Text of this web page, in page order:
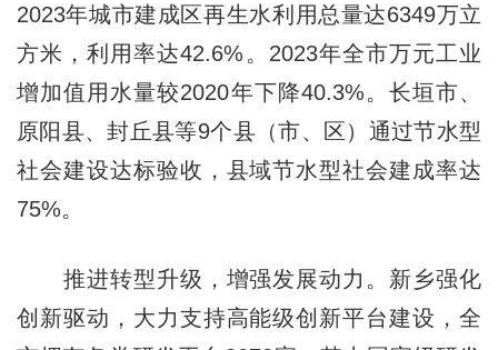
2023年城市建成区再生水利用总量达6349万立
方米，利用率达42.6%。2023年全市万元工业
增加值用水量较2020年下降40.3%。长垣市、
原阳县、封丘县等9个县（市、区）通过节水型
社会建设达标验收，县域节水型社会建成率达
75%。
推进转型升级，增强发展动力。新乡强化
创新驱动，大力支持高能级创新平台建设，全